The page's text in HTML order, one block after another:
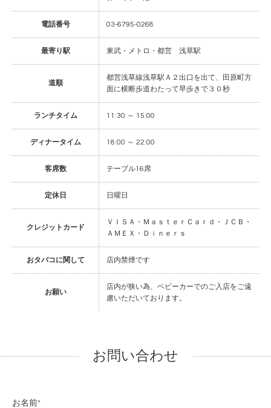
電話番号 03-6795-0268
最寄り駅 東武・メトロ・都営 浅草駅
道順
都営浅草線浅草駅Ａ２出口を出て、田原町方
面に横断歩道わたって早歩きで３０秒
ランチタイム 11:30 ～ 15:00
ディナータイム 18:00 ～ 22:00
客席数 テーブル16席
定休日 日曜日
クレジットカード
ＶＩＳＡ・ＭａｓｔｅｒＣａｒｄ・ＪＣＢ・
ＡＭＥＸ・Ｄｉｎｅｒｓ
おタバコに関して 店内禁煙です
お願い
店内が狭い為、ベビーカーでのご入店をご遠
慮いただいております。
お問い合わせ
お名前*